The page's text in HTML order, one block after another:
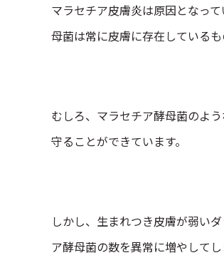
マラセチア皮膚炎は原因となっ
母菌は常に皮膚に存在している
むしろ、マラセチア酵母菌のよ
守ることができています。
しかし、生まれつき皮膚が弱い
ア酵母菌の数を異常に増やして